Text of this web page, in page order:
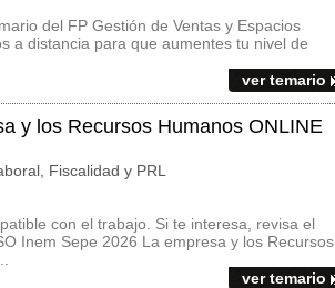
del FP Gestión de Ventas y Espacios
a distancia para que aumentes tu nivel de
ver temario
y los Recursos Humanos ONLINE
Fiscalidad y PRL
con el trabajo. Si te interesa, revisa el
Inem Sepe 2026 La empresa y los Recursos
ver temario